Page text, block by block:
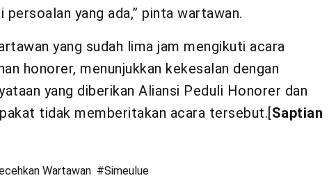
yang ada,” pinta wartawan.
yang sudah lima jam mengikuti acara
honorer, menunjukkan kekesalan dengan
yang diberikan Aliansi Peduli Honorer dan
tidak memberitakan acara tersebut.[Saptian
Wartawan #Simeulue